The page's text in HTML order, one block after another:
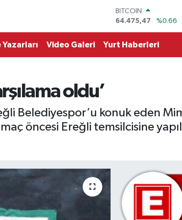
64.475,47
DOLAR
55,1336
%0.18
STERLİN
Yazarları Video Galeri Yurt Haberleri
oldu’
Belediyespor’u konuk eden
öncesi Ereğli temsilcisine